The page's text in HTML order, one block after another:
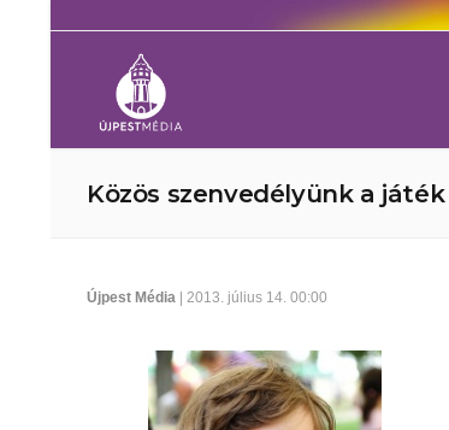
Közös szenvedélyünk a
Újpest Média | 2013. július 14. 00:00